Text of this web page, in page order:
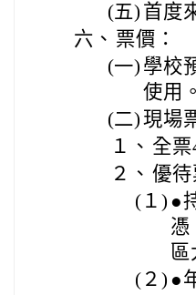
(五) 首度
六、 票價：
(一) 學校
使用。
(二)現場
１、 全
２、 優
(１) ●
憑
(２) ●